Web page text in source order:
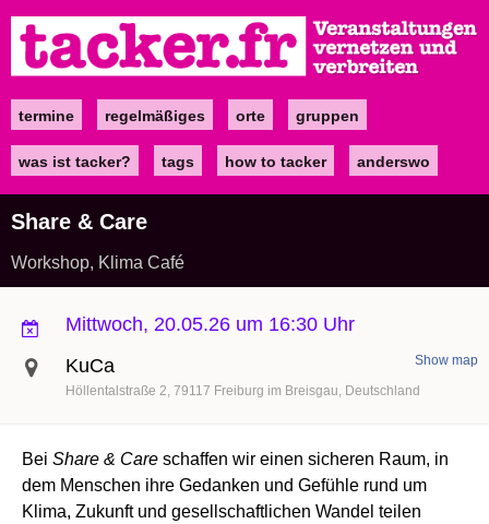
zum
Inhalt
Maintermine regelmäßiges orte gruppen
was ist tacker? tags how to tacker anderswo
Share & Care
Workshop, Klima Café
Mittwoch, 20.05.26 um 16:30 Uhr
KuCa
Höllentalstraße 2 79117 Freiburg im Breisgau Deutschland
Show map
Bei Share & Care schaffen wir einen sicheren Raum, in
dem Menschen ihre Gedanken und Gefühle rund um
Klima, Zukunft und gesellschaftlichen Wandel teilen